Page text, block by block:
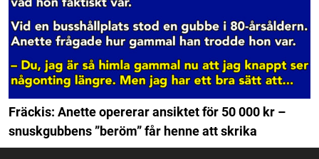
Fräckis: Anette opererar ansiktet för 50 000 kr –
snuskgubbens ”beröm” får henne att skrika